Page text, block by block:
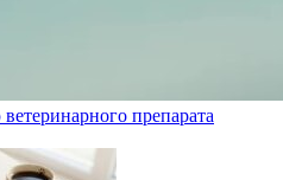
препарата